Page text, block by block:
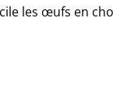
les œufs en